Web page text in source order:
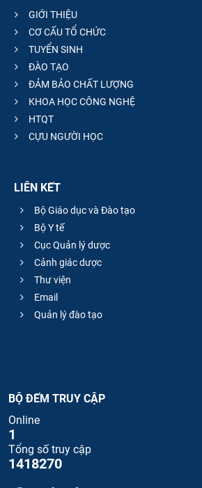
GIỚI THIỆU
CƠ CẤU TỔ CHỨC
TUYỂN SINH
ĐÀO TẠO
ĐẢM BẢO CHẤT LƯỢNG
KHOA HỌC CÔNG NGHỆ
HTQT
CỰU NGƯỜI HỌC
LIÊN KẾT
Bộ Giáo dục và Đào tạo
Bộ Y tế
Cục Quản lý dược
Cảnh giác dược
Thư viện
Email
Quản lý đào tạo
BỘ ĐẾM TRUY CẬP
Online
1
Tổng số truy cập
1418270